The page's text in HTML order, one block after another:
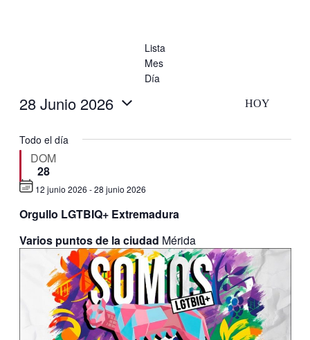
Lista
Mes
Día
HOY
28 Junio 2026
fecha.
Todo el día
DOM
28
Orgullo LGTBIQ+ Extremadura
Destacado
12 junio 2026 -28 junio 2026
Varios puntos de la ciudad Mérida